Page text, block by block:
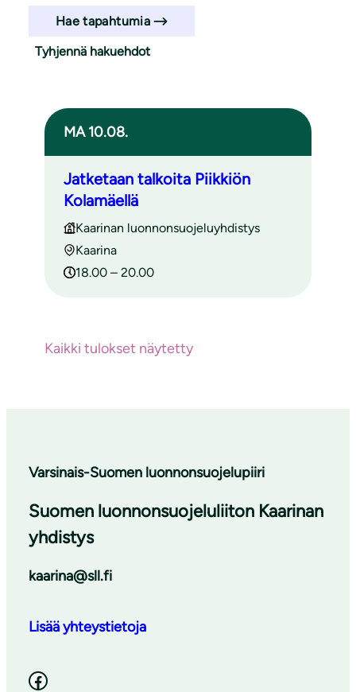
Hae tapahtumia
Tyhjennä hakuehdot
Haun tulokset
MA 10.08.
Jatketaan talkoita Piikkiön
Kolamäellä
Kaarinan luonnonsuojeluyhdistys
Kaarina
18.00 – 20.00
Kaikki tulokset näytetty
Varsinais-Suomen luonnonsuojelupiiri
Suomen luonnonsuojeluliiton Kaarinan
yhdistys
kaarina@sll.fi
Lisää yhteystietoja
Facebook